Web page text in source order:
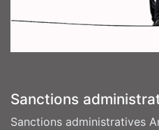
Sanctions
Sanctions administratives